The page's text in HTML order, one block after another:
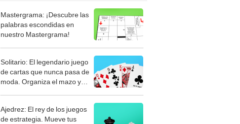
Mastergrama: ¡Descubre las
palabras escondidas en
nuestro Mastergrama!
Solitario: El legendario juego
de cartas que nunca pasa de
moda. Organiza el mazo y
Ajedrez: El rey de los juegos
de estrategia. Mueve tus